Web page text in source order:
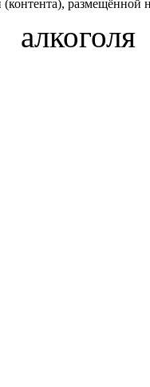
размещённой